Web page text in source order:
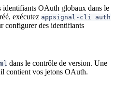
identifiants OAuth globaux dans le
exécutez appsignal-cli auth
configurer des identifiants
dans le contrôle de version. Une
contient vos jetons OAuth.